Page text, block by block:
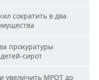
сократить в два
прокуратуры
сирот
увеличить МРОТ до